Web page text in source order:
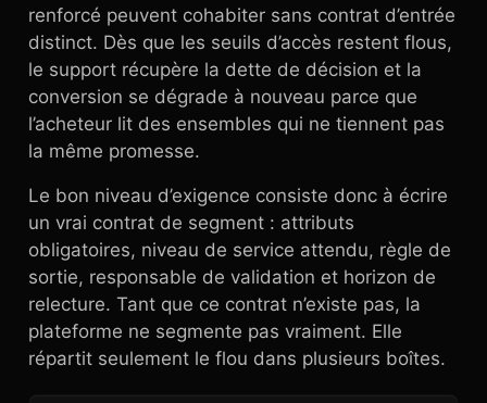
renforcé peuvent cohabiter sans contrat d’entrée
distinct. Dès que les seuils d’accès restent flous,
le support récupère la dette de décision et la
conversion se dégrade à nouveau parce que
l’acheteur lit des ensembles qui ne tiennent pas
la même promesse.
Le bon niveau d’exigence consiste donc à écrire
un vrai contrat de segment : attributs
obligatoires, niveau de service attendu, règle de
sortie, responsable de validation et horizon de
relecture. Tant que ce contrat n’existe pas, la
plateforme ne segmente pas vraiment. Elle
répartit seulement le flou dans plusieurs boîtes.